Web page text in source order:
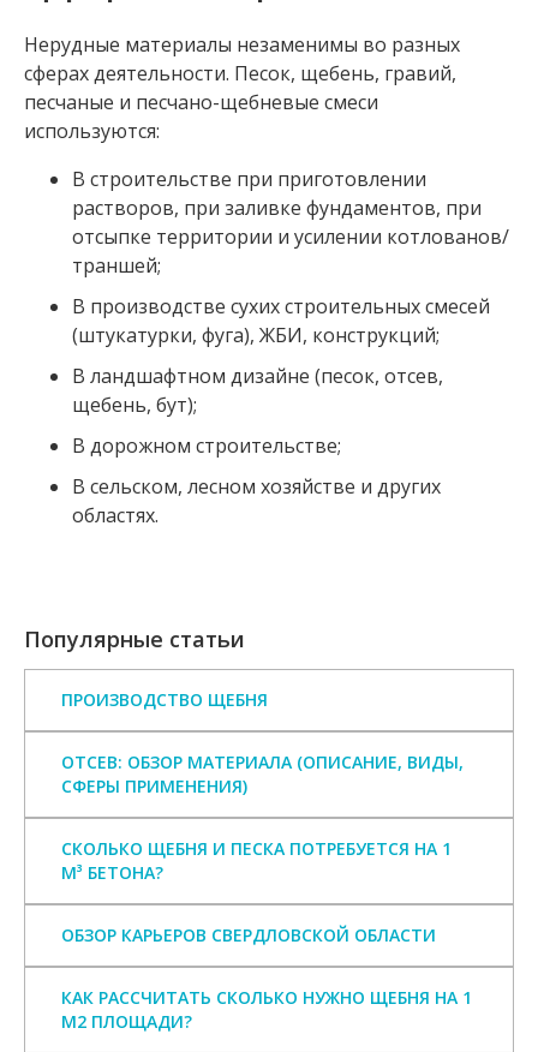
Нерудные материалы незаменимы во разных
сферах деятельности. Песок, щебень, гравий,
песчаные и песчано-щебневые смеси
используются:
В строительстве при приготовлении
растворов, при заливке фундаментов, при
отсыпке территории и усилении котлованов/
траншей;
В производстве сухих строительных смесей
(штукатурки, фуга), ЖБИ, конструкций;
В ландшафтном дизайне (песок, отсев,
щебень, бут);
В дорожном строительстве;
В сельском, лесном хозяйстве и других
областях.
Популярные статьи
ПРОИЗВОДСТВО ЩЕБНЯ
ОТСЕВ: ОБЗОР МАТЕРИАЛА (ОПИСАНИЕ, ВИДЫ,
СФЕРЫ ПРИМЕНЕНИЯ)
СКОЛЬКО ЩЕБНЯ И ПЕСКА ПОТРЕБУЕТСЯ НА 1
М³ БЕТОНА?
ОБЗОР КАРЬЕРОВ СВЕРДЛОВСКОЙ ОБЛАСТИ
КАК РАССЧИТАТЬ СКОЛЬКО НУЖНО ЩЕБНЯ НА 1
М2 ПЛОЩАДИ?